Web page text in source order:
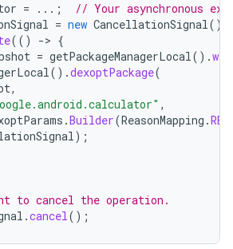
= ...;
// Your asynchronous
= new CancellationSignal();
(() -> {
= getPackageManagerLocal().
().dexoptPackage(
,
,
.Builder(ReasonMapping .
);
to cancel the operation.
.cancel();